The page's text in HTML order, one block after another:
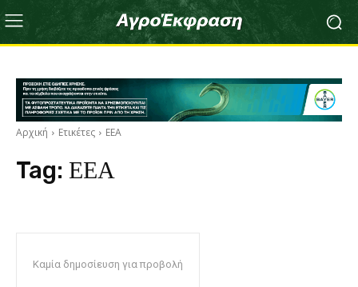
Αρχική Ετικέτες ΕΕΑ
Tag: ΕΕΑ
Καμία δημοσίευση για προβολή